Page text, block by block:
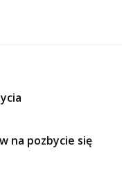
na pozbycie się